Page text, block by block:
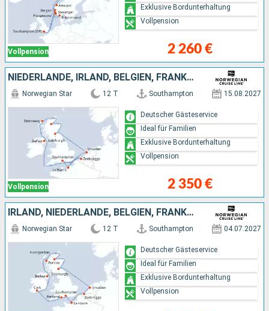
Vollpension 2 260 €
Exklusive Bordunterhaltung
Vollpension
NIEDERLANDE, IRLAND, BELGIEN, FRANKREICH
Vollpension
Norwegian Star 12 T Southampton 15.08.2027
2 350 €
Deutscher Gästeservice
Ideal für Familien
Exklusive Bordunterhaltung
Vollpension
IRLAND, NIEDERLANDE, BELGIEN, FRANKREICH
Norwegian Star 12 T Southampton 04.07.2027
Deutscher Gästeservice
Ideal für Familien
Exklusive Bordunterhaltung
Vollpension